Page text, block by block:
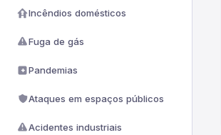
Incêndios domésticos
Fuga de gás
Pandemias
Ataques em espaços públicos
Acidentes industriais